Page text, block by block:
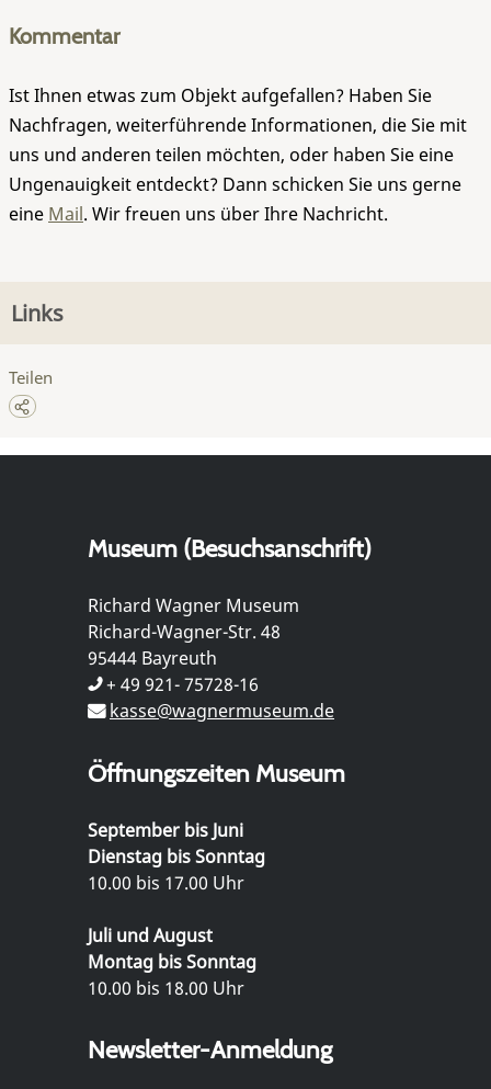
Kommentar
Ist Ihnen etwas zum Objekt aufgefallen? Haben Sie
Nachfragen, weiterführende Informationen, die Sie mit
uns und anderen teilen möchten, oder haben Sie eine
Ungenauigkeit entdeckt? Dann schicken Sie uns gerne
eine Mail. Wir freuen uns über Ihre Nachricht.
Links
Teilen
Museum (Besuchsanschrift)
Richard Wagner Museum
Richard-Wagner-Str. 48
95444 Bayreuth
+ 49 921- 75728-16
kasse@wagnermuseum.de
Öffnungszeiten Museum
September bis Juni
Dienstag bis Sonntag
10.00 bis 17.00 Uhr
Juli und August
Montag bis Sonntag
10.00 bis 18.00 Uhr
Newsletter-Anmeldung